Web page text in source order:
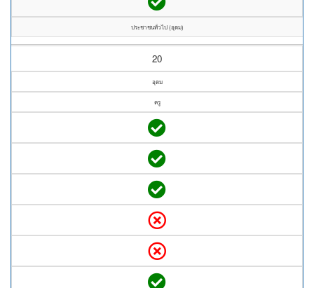
ประชาชนทั่วไป (อุดม)
20
อุดม
ครู